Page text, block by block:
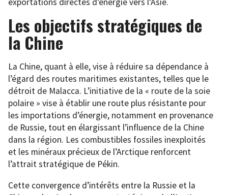
Les objectifs stratégiques de
la Chine
La Chine, quant à elle, vise à réduire sa dépendance à
l’égard des routes maritimes existantes, telles que le
détroit de Malacca. L’initiative de la « route de la soie
polaire » vise à établir une route plus résistante pour
les importations d’énergie, notamment en provenance
de Russie, tout en élargissant l’influence de la Chine
dans la région. Les combustibles fossiles inexploités
et les minéraux précieux de l’Arctique renforcent
l’attrait stratégique de Pékin.
Cette convergence d’intérêts entre la Russie et la